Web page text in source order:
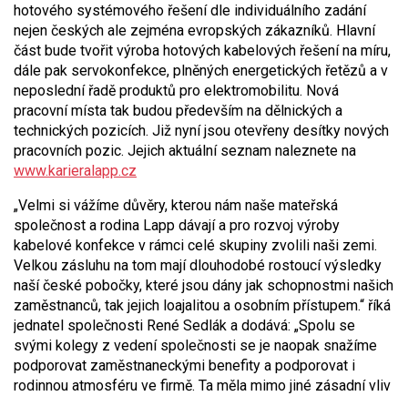
hotového systémového řešení dle individuálního zadání
nejen českých ale zejména evropských zákazníků. Hlavní
část bude tvořit výroba hotových kabelových řešení na míru,
dále pak servokonfekce, plněných energetických řetězů a v
neposlední řadě produktů pro elektromobilitu. Nová
pracovní místa tak budou především na dělnických a
technických pozicích. Již nyní jsou otevřeny desítky nových
pracovních pozic. Jejich aktuální seznam naleznete na
www.karieralapp.cz
„Velmi si vážíme důvěry, kterou nám naše mateřská
společnost a rodina Lapp dávají a pro rozvoj výroby
kabelové konfekce v rámci celé skupiny zvolili naši zemi.
Velkou zásluhu na tom mají dlouhodobé rostoucí výsledky
naší české pobočky, které jsou dány jak schopnostmi našich
zaměstnanců, tak jejich loajalitou a osobním přístupem.“ říká
jednatel společnosti René Sedlák a dodává: „Spolu se
svými kolegy z vedení společnosti se je naopak snažíme
podporovat zaměstnaneckými benefity a podporovat i
rodinnou atmosféru ve firmě. Ta měla mimo jiné zásadní vliv